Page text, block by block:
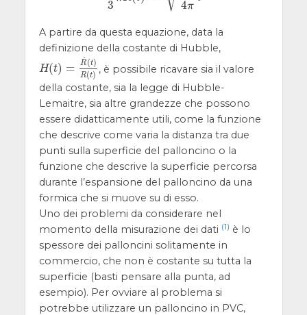
3
4π
A partire da questa equazione, data la
definizione della costante di Hubble,
H(t) = R
˙(t)
R(t)
H(t)= R˙( t)R(t), è possibile ricavare sia il valore
della costante, sia la legge di Hubble-
Lemaitre, sia altre grandezze che possono
essere didatticamente utili, come la funzione
che descrive come varia la distanza tra due
punti sulla superficie del palloncino o la
funzione che descrive la superficie percorsa
durante l’espansione del palloncino da una
formica che si muove su di esso.
Uno dei problemi da considerare nel
momento della misurazione dei dati (1) è lo
spessore dei palloncini solitamente in
commercio, che non è costante su tutta la
superficie (basti pensare alla punta, ad
esempio). Per ovviare al problema si
potrebbe utilizzare un palloncino in PVC,